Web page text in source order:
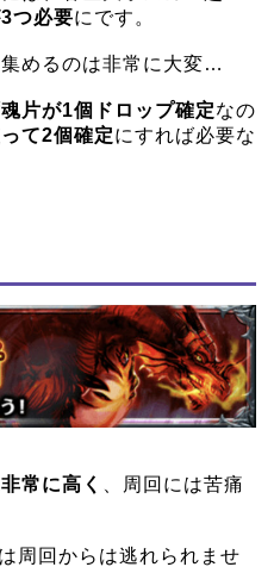
つ必要にです。
めるのは非常に大変…
片が1個ドロップ確定なの
て2個確定にすれば必要な
常に高く
、周回には苦痛
周回からは逃れられませ